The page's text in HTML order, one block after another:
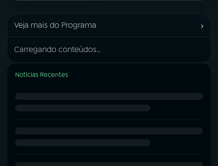
Veja mais do Programa ›
Carregando conteúdos...
Notícias Recentes